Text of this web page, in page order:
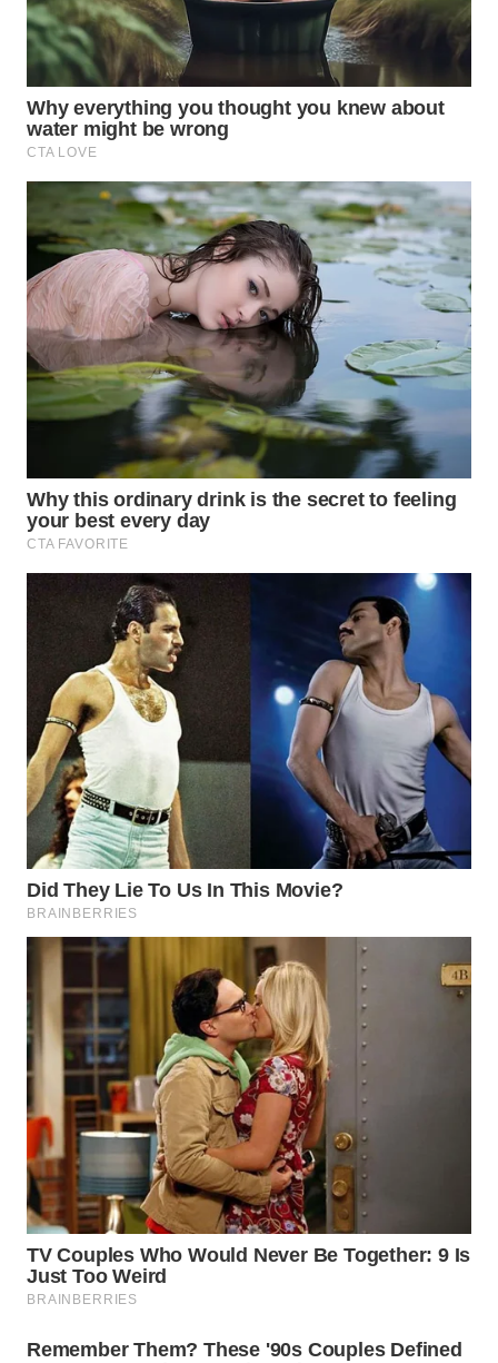
WN
KALSEL
WN
KALTIM
WN
SULSEL
WN
GORONTALO
WN
SULUT
MALUKU
WN
WN
DANAU
TOBA
WN
NIAS
WN
LANGKAT
TAPANULI
SELATAN
WN
TANJUNG
LESUNG
WN
KARO
WN
SIMALUNGUN
WN